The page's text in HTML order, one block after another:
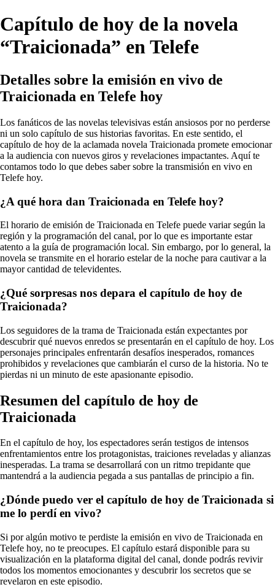
Capítulo de hoy de la novela
“Traicionada” en Telefe
Detalles sobre la emisión en vivo de
Traicionada en Telefe hoy
Los fanáticos de las novelas televisivas están ansiosos por no perderse
ni un solo capítulo de sus historias favoritas. En este sentido, el
capítulo de hoy de la aclamada novela Traicionada promete emocionar
a la audiencia con nuevos giros y revelaciones impactantes. Aquí te
contamos todo lo que debes saber sobre la transmisión en vivo en
Telefe hoy.
¿A qué hora dan Traicionada en Telefe hoy?
El horario de emisión de Traicionada en Telefe puede variar según la
región y la programación del canal, por lo que es importante estar
atento a la guía de programación local. Sin embargo, por lo general, la
novela se transmite en el horario estelar de la noche para cautivar a la
mayor cantidad de televidentes.
¿Qué sorpresas nos depara el capítulo de hoy de
Traicionada?
Los seguidores de la trama de Traicionada están expectantes por
descubrir qué nuevos enredos se presentarán en el capítulo de hoy. Los
personajes principales enfrentarán desafíos inesperados, romances
prohibidos y revelaciones que cambiarán el curso de la historia. No te
pierdas ni un minuto de este apasionante episodio.
Resumen del capítulo de hoy de
Traicionada
En el capítulo de hoy, los espectadores serán testigos de intensos
enfrentamientos entre los protagonistas, traiciones reveladas y alianzas
inesperadas. La trama se desarrollará con un ritmo trepidante que
mantendrá a la audiencia pegada a sus pantallas de principio a fin.
¿Dónde puedo ver el capítulo de hoy de Traicionada si
me lo perdí en vivo?
Si por algún motivo te perdiste la emisión en vivo de Traicionada en
Telefe hoy, no te preocupes. El capítulo estará disponible para su
visualización en la plataforma digital del canal, donde podrás revivir
todos los momentos emocionantes y descubrir los secretos que se
revelaron en este episodio.